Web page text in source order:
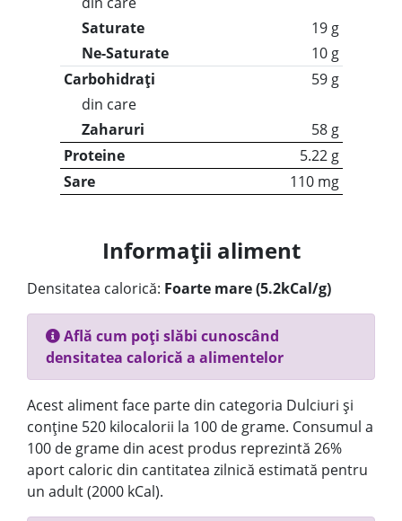
Saturate
19 g
Ne-Saturate
10 g
Carbohidrați
59 g
din care
Zaharuri
58 g
Proteine
5.22 g
Sare
110 mg
Informații aliment
Densitatea calorică: Foarte mare (5.2kCal/g)
Află cum poți slăbi cunoscând
densitatea calorică a alimentelor
Acest aliment face parte din categoria Dulciuri și
conține 520 kilocalorii la 100 de grame. Consumul a
100 de grame din acest produs reprezintă 26%
aport caloric din cantitatea zilnică estimată pentru
un adult (2000 kCal).